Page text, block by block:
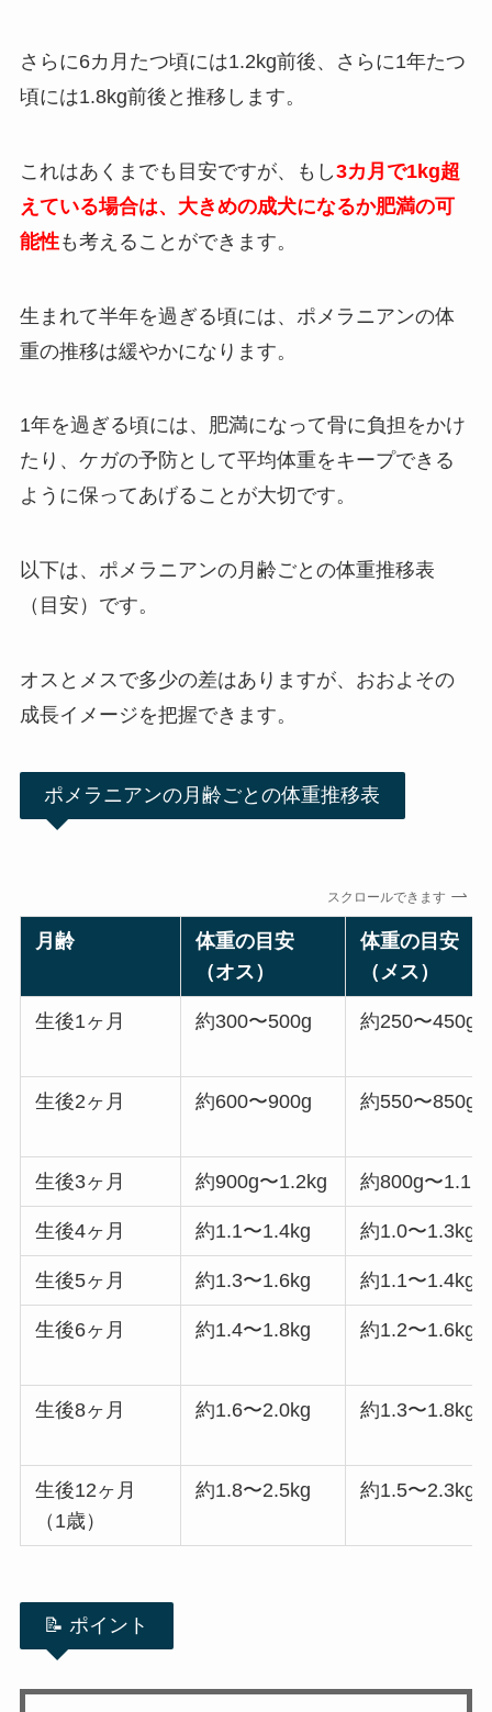
さらに6カ月たつ頃には1.2kg前後、さらに1年たつ
頃には1.8kg前後と推移します。
これはあくまでも目安ですが、もし3カ月で1kg超
えている場合は、大きめの成犬になるか肥満の可
能性も考えることができます。
生まれて半年を過ぎる頃には、ポメラニアンの体
重の推移は緩やかになります。
1年を過ぎる頃には、肥満になって骨に負担をかけ
たり、ケガの予防として平均体重をキープできる
ように保ってあげることが大切です。
以下は、ポメラニアンの月齢ごとの体重推移表
（目安）です。
オスとメスで多少の差はありますが、おおよその
成長イメージを把握できます。
ポメラニアンの月齢ごとの体重推移表
スクロールできます
月齢
体重の目安
（オス）
体重の目安
（メス）
生後1ヶ月 約300〜500g 約250〜450g
生後2ヶ月 約600〜900g 約550〜850g
生後3ヶ月 約900g〜1.2kg 約800g〜1.1kg
生後4ヶ月 約1.1〜1.4kg 約1.0〜1.3kg
生後5ヶ月 約1.3〜1.6kg 約1.1〜1.4kg
生後6ヶ月 約1.4〜1.8kg 約1.2〜1.6kg
生後8ヶ月 約1.6〜2.0kg 約1.3〜1.8kg
生後12ヶ月
（1歳）
約1.8〜2.5kg 約1.5〜2.3kg
📝 ポイント